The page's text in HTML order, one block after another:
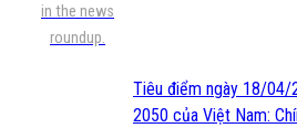
in the news
roundup.
Tiêu điểm ngày 18/
2050 của Việt Nam: